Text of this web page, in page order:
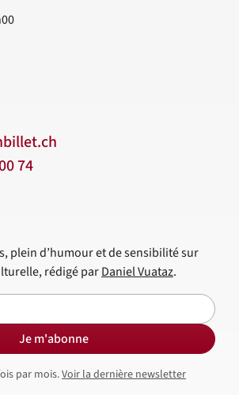
74
plein d’humour et de sensibilité sur
rédigé parDaniel Vuataz.
Je m'abonne
par mois.Voir la dernière newsletter